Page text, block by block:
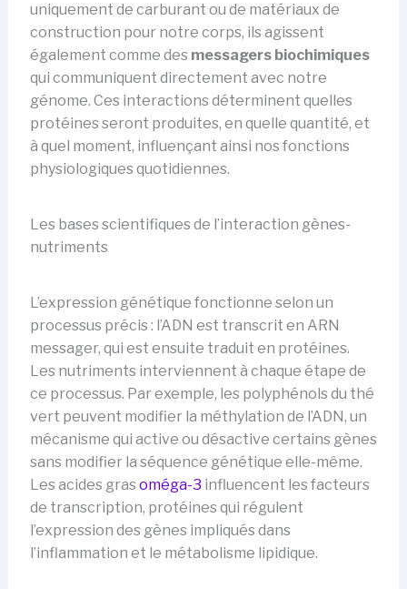
uniquement de carburant ou de matériaux de
construction pour notre corps, ils agissent
également comme des messagers biochimiques
qui communiquent directement avec notre
génome. Ces interactions déterminent quelles
protéines seront produites, en quelle quantité, et
à quel moment, influençant ainsi nos fonctions
physiologiques quotidiennes.
Les bases scientifiques de l’interaction gènes-
nutriments
L’expression génétique fonctionne selon un
processus précis : l’ADN est transcrit en ARN
messager, qui est ensuite traduit en protéines.
Les nutriments interviennent à chaque étape de
ce processus. Par exemple, les polyphénols du thé
vert peuvent modifier la méthylation de l’ADN, un
mécanisme qui active ou désactive certains gènes
sans modifier la séquence génétique elle-même.
Les acides gras oméga-3 influencent les facteurs
de transcription, protéines qui régulent
l’expression des gènes impliqués dans
l’inflammation et le métabolisme lipidique.